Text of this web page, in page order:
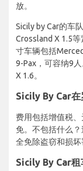
放。
Sicily by Car的车
Crossland X 1.5
寸车辆包括
9-Pax，可容纳9
X 1.6。
Sicily By Car在
费用包括增值税
免。不包括什么
全免除盗窃和损坏
Sicily By Car租